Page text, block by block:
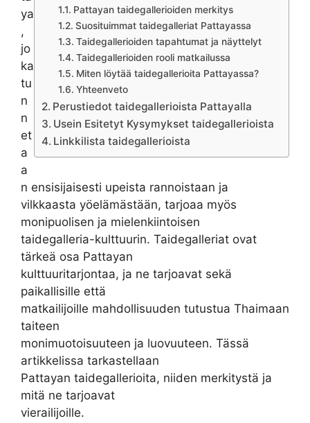
Pattayan taidegallerioiden merkitys
Suosituimmat taidegalleriat Pattayassa
Taidegallerioiden tapahtumat ja näyttelyt
Taidegallerioiden rooli matkailussa
Miten löytää taidegallerioita Pattayassa?
Yhteenveto
Perustiedot taidegallerioista Pattayalla
Usein Esitetyt Kysymykset taidegallerioista
Linkkilista taidegallerioista
ya
,
jo
ka
tu
n
n
et
a
a
n ensisijaisesti upeista rannoistaan ja
vilkkaasta yöelämästään, tarjoaa myös
monipuolisen ja mielenkiintoisen
taidegalleria-kulttuurin. Taidegalleriat ovat
tärkeä osa Pattayan
kulttuuritarjontaa, ja ne tarjoavat sekä
paikallisille että
matkailijoille mahdollisuuden tutustua Thaimaan
taiteen
monimuotoisuuteen ja luovuuteen. Tässä
artikkelissa tarkastellaan
Pattayan taidegallerioita, niiden merkitystä ja
mitä ne tarjoavat
vierailijoille.